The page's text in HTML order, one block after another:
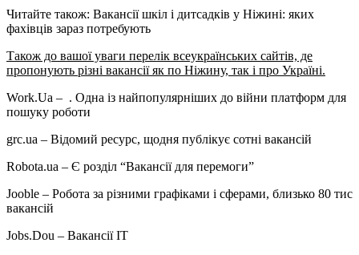
Читайте також: Вакансії шкіл і дитсадків у Ніжині: яких
фахівців зараз потребують
Також до вашої уваги перелік всеукраїнських сайтів, де
пропонують різні вакансії як по Ніжину, так і про Україні.
Work.Ua – . Одна із найпопулярніших до війни платформ для
пошуку роботи
grc.ua – Відомий ресурс, щодня публікує сотні вакансій
Robota.ua – Є розділ “Вакансії для перемоги”
Jooble – Робота за різними графіками і сферами, близько 80 тис
вакансій
Jobs.Dou – Вакансії IT